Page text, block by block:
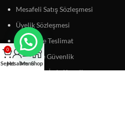
Mesafeli Satış Sözleşmesi
Üyelik Sözleşmesi
Ödeme ve Teslimat
Gizlilik ve Güvenlik
Garanti ve İade Koşulları
0
SepetHesabımMenuShop